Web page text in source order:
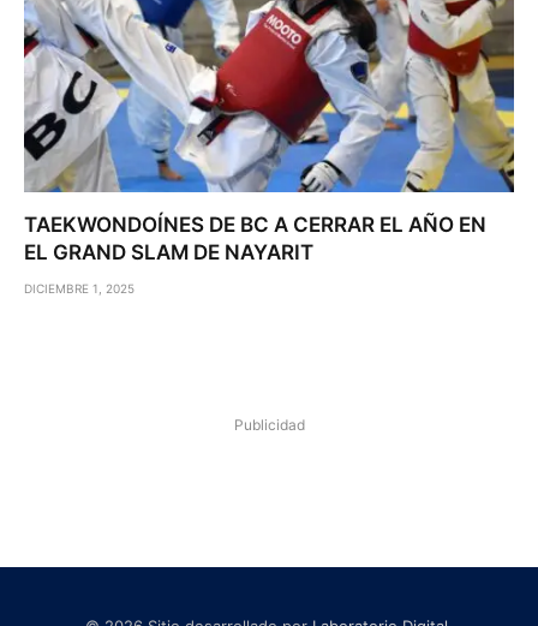
TAEKWONDOÍNES DE BC A CERRAR EL AÑO EN
EL GRAND SLAM DE NAYARIT
DICIEMBRE 1, 2025
Publicidad